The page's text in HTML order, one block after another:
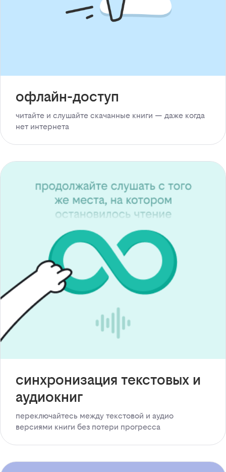
офлайн-доступ
читайте и слушайте скачанные книги — даже когда
нет интернета
синхронизация текстовых и
аудиокниг
переключайтесь между текстовой и аудио
версиями книги без потери прогресса